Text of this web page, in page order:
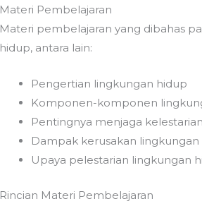
Materi Pembelajaran
Materi pembelajaran yang dibahas
hidup, antara lain:
Pengertian lingkungan hidup
Komponen-komponen
Pentingnya menjaga
Dampak kerusakan lingkungan
Upaya pelestarian lingkungan
Rincian Materi Pembelajaran